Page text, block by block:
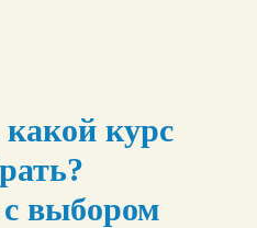
курс
выбором